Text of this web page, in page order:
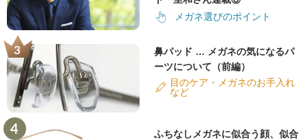
メガネ選びのポイント
鼻パッド … メガネの気になるパ
ーツについて（前編）
目のケア・メガネのお手入れ
など
ふちなしメガネに似合う顔、似合